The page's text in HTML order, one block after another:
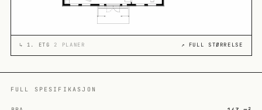
↳ 1. ETG 2 PLANER ↗ FULL STØRRELSE
FULL SPESIFIKASJON